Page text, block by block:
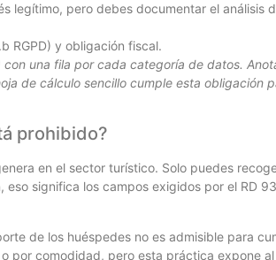
legítimo, pero debes documentar el análisis
RGPD) y obligación fiscal.
una fila por cada categoría de datos.
de cálculo sencillo cumple esta obligación
prohibido?
en el sector turístico. Solo puedes
significa los campos exigidos por el RD
de los huéspedes no es admisible para
por comodidad, pero esta práctica expone al